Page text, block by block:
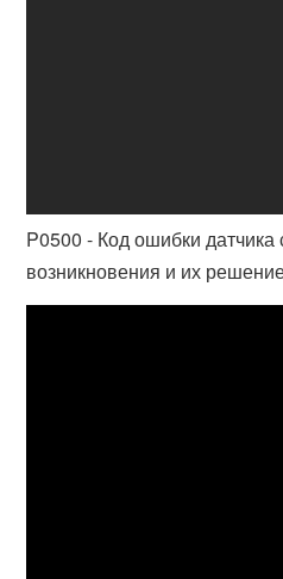
P0500 - Код ошибки
возникновения и их